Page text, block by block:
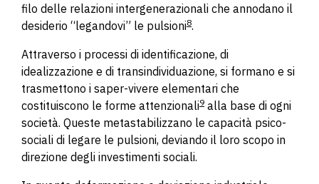
filo delle relazioni intergenerazionali che annodano il
desiderio “legandovi” le pulsioni8.
Attraverso i processi di identificazione, di
idealizzazione e di transindividuazione, si formano e si
trasmettono i saper-vivere elementari che
costituiscono le forme attenzionali9 alla base di ogni
società. Queste metastabilizzano le capacità psico-
sociali di legare le pulsioni, deviando il loro scopo in
direzione degli investimenti sociali.